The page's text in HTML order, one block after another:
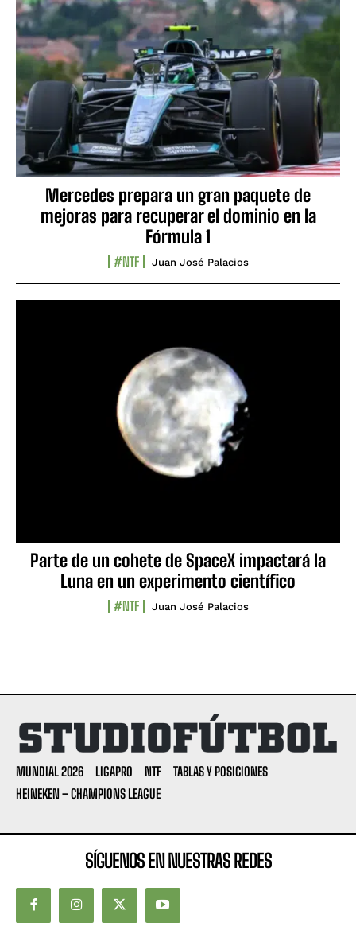
Mercedes prepara un gran paquete de
mejoras para recuperar el dominio en la
Fórmula 1
#NTF Juan José Palacios
Parte de un cohete de SpaceX impactará la
Luna en un experimento científico
#NTF Juan José Palacios
MUNDIAL 2026 LIGAPRO NTF
TABLAS Y POSICIONES
HEINEKEN – CHAMPIONS LEAGUE
SÍGUENOS EN NUESTRAS REDES